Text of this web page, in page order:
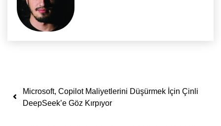
Yazı dolaşımı
Microsoft, Copilot Maliyetlerini Düşürmek İçin Çinli
DeepSeek’e Göz Kırpıyor